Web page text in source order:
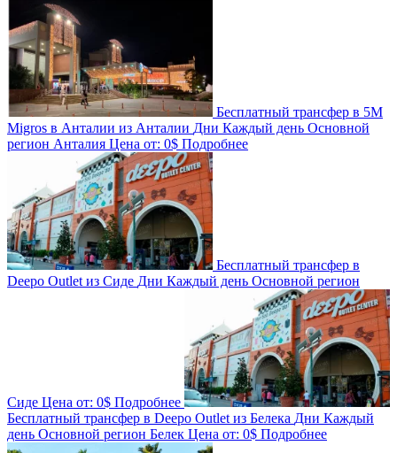
Бесплатный трансфер в 5M
Migros в Анталии из Анталии Дни Каждый день Основной
регион Анталия Цена от: 0$ Подробнее
Бесплатный трансфер в
Deepo Outlet из Сиде Дни Каждый день Основной регион
Сиде Цена от: 0$ Подробнее
Бесплатный трансфер в Deepo Outlet из Белека Дни Каждый
день Основной регион Белек Цена от: 0$ Подробнее